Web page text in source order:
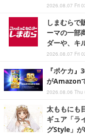
2026.08.07 Fri
しまむらで
ーマの一部
ダーや、キ
2026.08.07 Fri
『ポケカ
がAmazon
2026.08.06 Thu
太ももにも
ギュア「ラ
グStyle」